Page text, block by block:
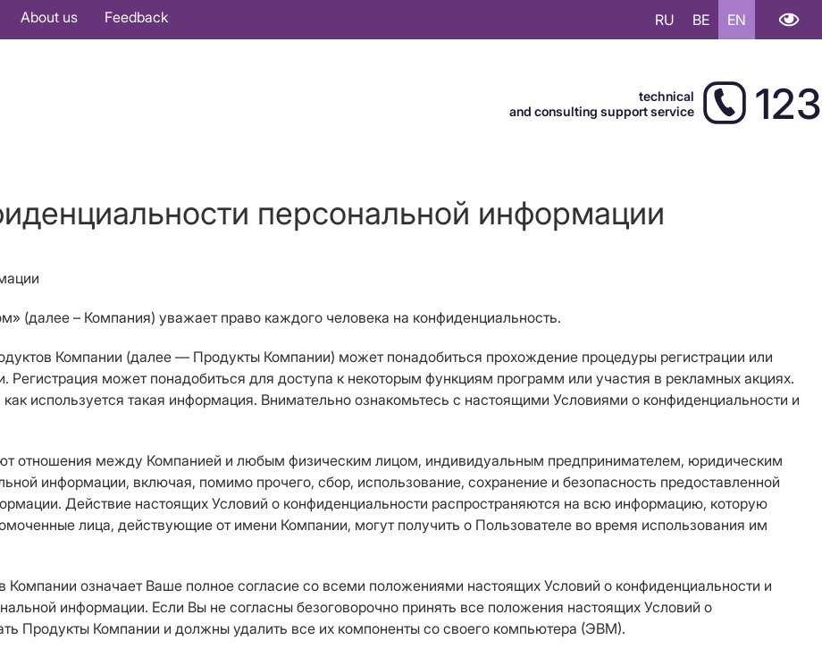
About us Feedback RU BE EN
technical
and consulting support service
123
персональной информации
(далее – Компания) уважает право каждого человека на конфиденциальность.
Компании (далее — Продукты Компании) может понадобиться прохождение процедуры регистрации или
может понадобиться для доступа к некоторым функциям программ или участия в рекламных акциях.
используется такая информация. Внимательно ознакомьтесь с настоящими Условиями о конфиденциальности и
отношения между Компанией и любым физическим лицом, индивидуальным предпринимателем, юридическим
информации, включая, помимо прочего, сбор, использование, сохранение и безопасность предоставленной
Действие настоящих Условий о конфиденциальности распространяются на всю информацию, которую
лица, действующие от имени Компании, могут получить о Пользователе во время использования им
означает Ваше полное согласие со всеми положениями настоящих Условий о конфиденциальности и
информации. Если Вы не согласны безоговорочно принять все положения настоящих Условий о
Продукты Компании и должны удалить все их компоненты со своего компьютера (ЭВМ).